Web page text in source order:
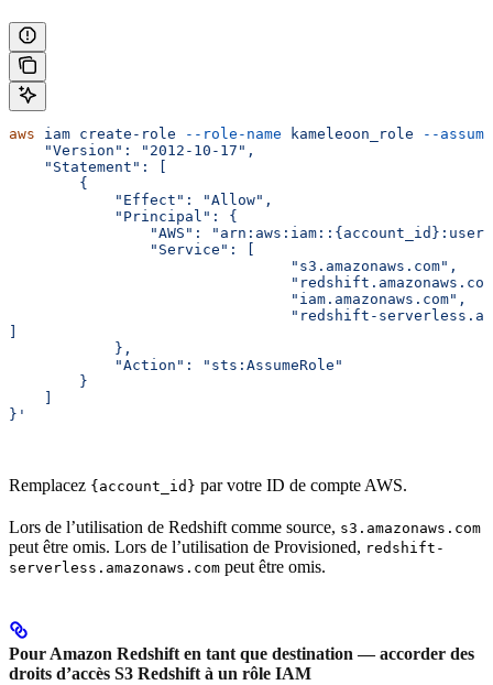
aws iam create-role --role-name kameleoon_role --
    "Version": "2012-10-17",
    "Statement": [
        {
            "Effect": "Allow",
            "Principal": {
"AWS":
                "Service": [
    				"s3.amazonaws.com",
   				"iam.amazonaws.com",
"redshift-
            },
            "Action": "sts:AssumeRole"
        }
}'
Remplacez {account_id} par votre ID de compte AWS.
Lors de l’utilisation de Redshift comme source, s3.amazonaws.com
peut être omis. Lors de l’utilisation de Provisioned, redshift-
serverless.amazonaws.com peut être omis.
Pour Amazon Redshift en tant que destination — accorder des
droits d’accès S3 Redshift à un rôle IAM